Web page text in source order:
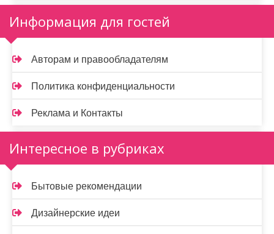
Информация для гостей
Авторам и правообладателям
Политика конфиденциальности
Реклама и Контакты
Интересное в рубриках
Бытовые рекомендации
Дизайнерские идеи